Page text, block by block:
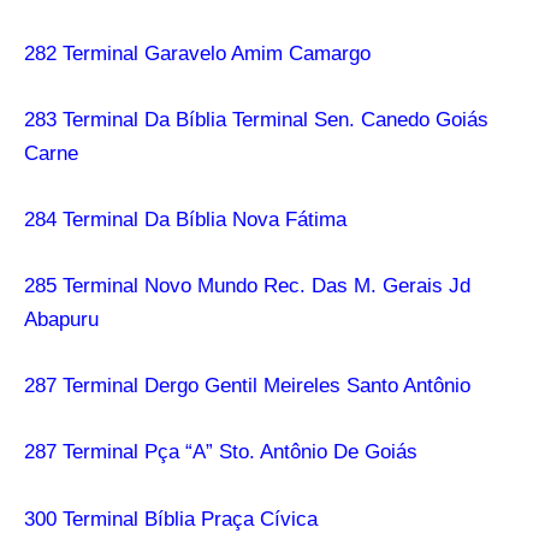
282 Terminal Garavelo Amim Camargo
283 Terminal Da Bíblia Terminal Sen. Canedo Goiás
Carne
284 Terminal Da Bíblia Nova Fátima
285 Terminal Novo Mundo Rec. Das M. Gerais Jd
Abapuru
287 Terminal Dergo Gentil Meireles Santo Antônio
287 Terminal Pça “A” Sto. Antônio De Goiás
300 Terminal Bíblia Praça Cívica